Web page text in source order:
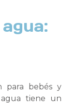
para bebés y
tiene un